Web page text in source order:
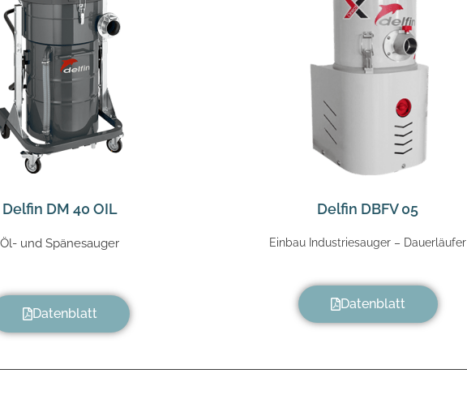
Delfin DM 40 OIL
Öl- und Spänesauger
Datenblatt
Delfin DBFV 05
Einbau Industriesauger – Dauerläufer
Datenblatt